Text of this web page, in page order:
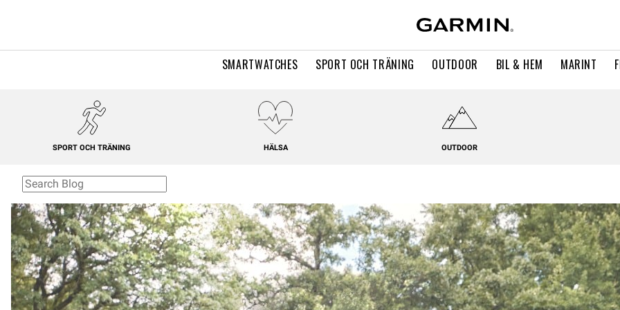
SMARTWATCHES SPORT OCH TRÄNING OUTDOOR BIL & HEM MARINT
SPORT OCH TRÄNING HÄLSA OUTDOOR